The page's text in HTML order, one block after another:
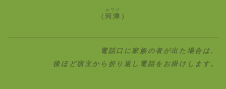
（河津
カワヅ
）
電話口に家族の者が出た場合は、
後ほど宿主から折り返し電話をお掛けします。